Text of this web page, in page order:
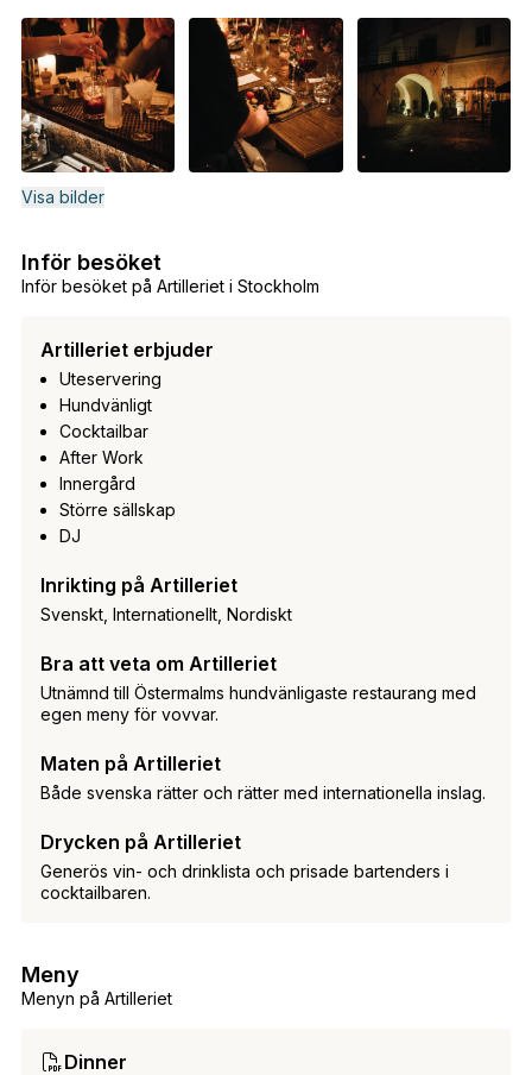
Visa bilder
Inför besöket på Artilleriet i Stockholm
Inför besöket
Artilleriet erbjuder
Uteservering
Hundvänligt
Cocktailbar
After Work
Innergård
Större sällskap
DJ
Inrikting på Artilleriet
Svenskt, Internationellt, Nordiskt
Bra att veta om Artilleriet
Utnämnd till Östermalms hundvänligaste restaurang med
egen meny för vovvar.
Maten på Artilleriet
Både svenska rätter och rätter med internationella inslag.
Drycken på Artilleriet
Generös vin- och drinklista och prisade bartenders i
cocktailbaren.
Menyn på Artilleriet
Meny
Dinner